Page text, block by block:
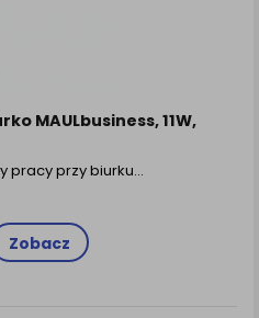
MAULbusiness, 11W,
pracy przy biurku…
Zobacz